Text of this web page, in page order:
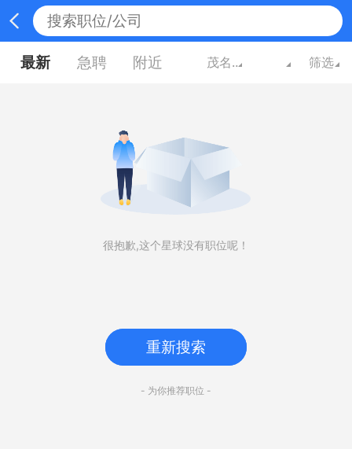
最新 急聘 附近 茂名广东 筛选
很抱歉,这个星球没有职位呢！
重新搜索
- 为你推荐职位 -